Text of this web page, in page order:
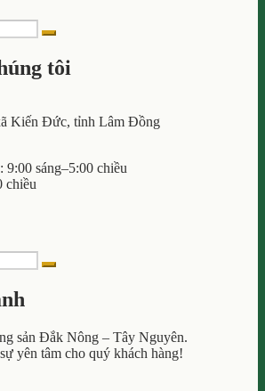
Search
tôi
Kiến Đức, tỉnh Lâm Đồng
sáng–5:00 chiều
chiều
Search
sản Đắk Nông – Tây Nguyên.
yên tâm cho quý khách hàng!